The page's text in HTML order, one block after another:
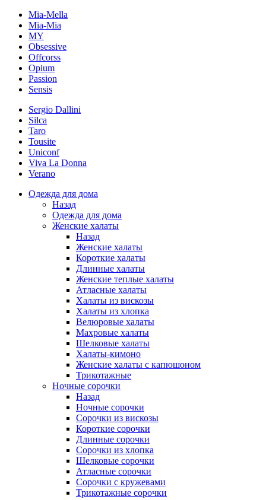
Mia-Mella
Mia-Mia
MY
Obsessive
Offcorss
Opium
Passion
Sensis
Sergio Dallini
Silca
Taro
Tousite
Uniconf
Viva La Donna
Verano
Одежда для дома
Назад
Одежда для дома
Женские халаты
Назад
Женские халаты
Короткие халаты
Длинные халаты
Женские теплые халаты
Атласные халаты
Халаты из вискозы
Халаты из хлопка
Велюровые халаты
Махровые халаты
Шелковые халаты
Халаты-кимоно
Женские халаты с капюшоном
Трикотажные
Ночные сорочки
Назад
Ночные сорочки
Сорочки из вискозы
Короткие сорочки
Длинные сорочки
Сорочки из хлопка
Шелковые сорочки
Атласные сорочки
Сорочки с кружевами
Трикотажные сорочки